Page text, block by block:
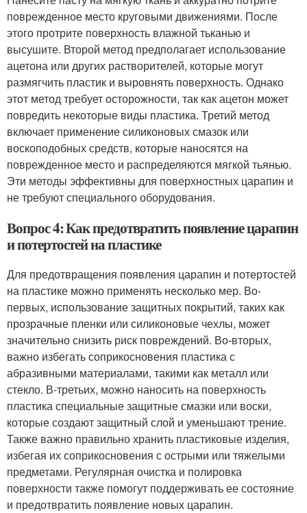
поврежденное место круговыми движениями. После
этого протрите поверхность влажной тьканью и
высушите. Второй метод предполагает использование
ацетона или других растворителей, которые могут
размягчить пластик и выровнять поверхность. Однако
этот метод требует осторожности, так как ацетон может
повредить некоторые виды пластика. Третий метод
включает применение силиконовых смазок или
воскоподобных средств, которые наносятся на
поврежденное место и распределяются мягкой тьянью.
Эти методы эффективны для поверхностных царапин и
не требуют специального оборудования.
Вопрос 4: Как предотвратить появление царапин
и потертостей на пластике
Для предотвращения появления царапин и потертостей
на пластике можно применять несколько мер. Во-
первых, использование защитных покрытий, таких как
прозрачные пленки или силиконовые чехлы, может
значительно снизить риск повреждений. Во-вторых,
важно избегать соприкосновения пластика с
абразивными материалами, такими как металл или
стекло. В-третьих, можно наносить на поверхность
пластика специальные защитные смазки или воски,
которые создают защитный слой и уменьшают трение.
Также важно правильно хранить пластиковые изделия,
избегая их соприкосновения с острыми или тяжелыми
предметами. Регулярная очистка и полировка
поверхности также помогут поддерживать ее состояние
и предотвратить появление новых царапин.